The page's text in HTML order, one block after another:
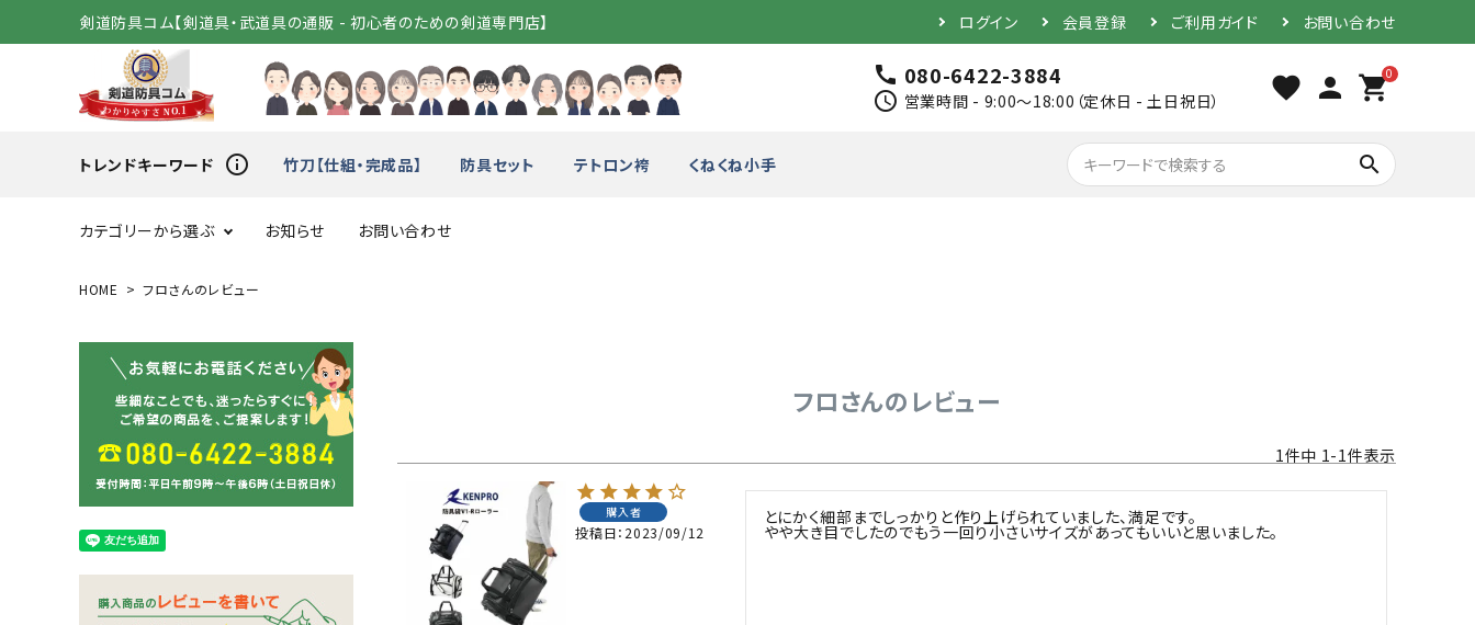
剣道防具コム【剣道具・武道具の通販 - 初心者のための剣道専門店】 ログイン 会員登録 ご利用ガイド お問い合わせ
call 080-6422-3884
schedule 営業時間 - 9:00～18:00（定休日 - 土日祝日） favorite person 0
shopping_cart
トレンドキーワード info_outline 竹刀【仕組・完成品】 防具セット テトロン袴 くねくね小手 search
カテゴリーから選ぶ
変わり胴
剣道着
竹刀袋 防具袋 ツバ・ツバ止め
ネーム/ゼッケン 手ぬぐい
お知らせ お問い合わせ
HOME フロさんのレビュー
フロさんのレビュー
1件中 1-1件表示
購入者
投稿日 2023/09/12
とにかく細部までしっかりと作り上げられていました、満足です。
やや大き目でしたのでもう一回り小さいサイズがあってもいいと思いました。